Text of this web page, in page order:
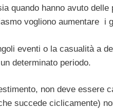
quando hanno avuto
vogliono aumentare i
eventi o la casualità a
determinato periodo.
non deve essere
succede ciclicamente)